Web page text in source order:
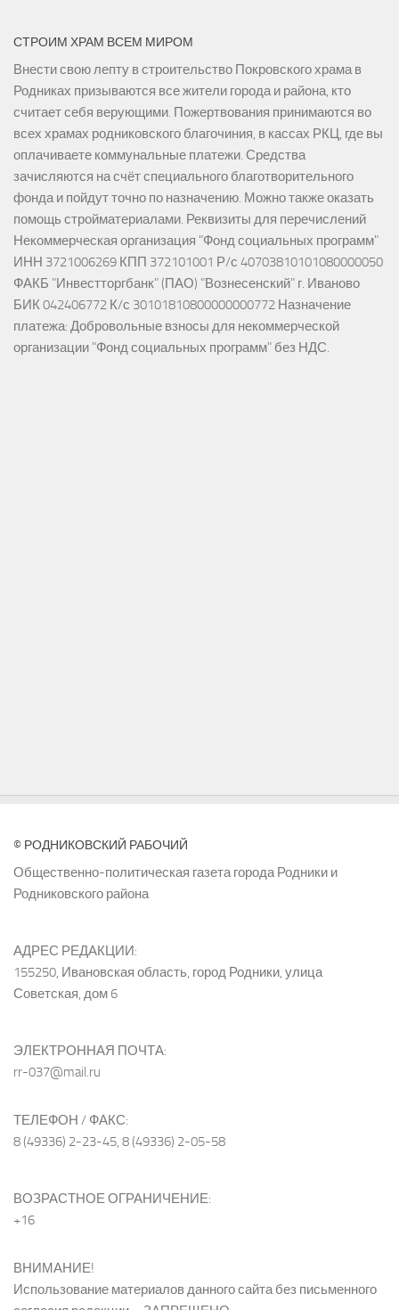
СТРОИМ ХРАМ ВСЕМ МИРОМ
Внести свою лепту в строительство Покровского храма в
Родниках призываются все жители города и района, кто
считает себя верующими. Пожертвования принимаются во
всех храмах родниковского благочиния, в кассах РКЦ, где вы
оплачиваете коммунальные платежи. Средства
зачисляются на счёт специального благотворительного
фонда и пойдут точно по назначению. Можно также оказать
помощь стройматериалами. Реквизиты для перечислений
Некоммерческая организация "Фонд социальных программ"
ИНН 3721006269 КПП 372101001 Р/с 40703810101080000050
ФАКБ "Инвестторгбанк" (ПАО) "Вознесенский" г. Иваново
БИК 042406772 К/с 30101810800000000772 Назначение
платежа: Добровольные взносы для некоммерческой
организации "Фонд социальных программ" без НДС.
© РОДНИКОВСКИЙ РАБОЧИЙ
Общественно-политическая газета города Родники и
Родниковского района
АДРЕС РЕДАКЦИИ:
155250, Ивановская область, город Родники, улица
Советская, дом 6
ЭЛЕКТРОННАЯ ПОЧТА:
rr-037@mail.ru
ТЕЛЕФОН / ФАКС:
8 (49336) 2-23-45, 8 (49336) 2-05-58
ВОЗРАСТНОЕ ОГРАНИЧЕНИЕ:
+16
ВНИМАНИЕ!
Использование материалов данного сайта без письменного